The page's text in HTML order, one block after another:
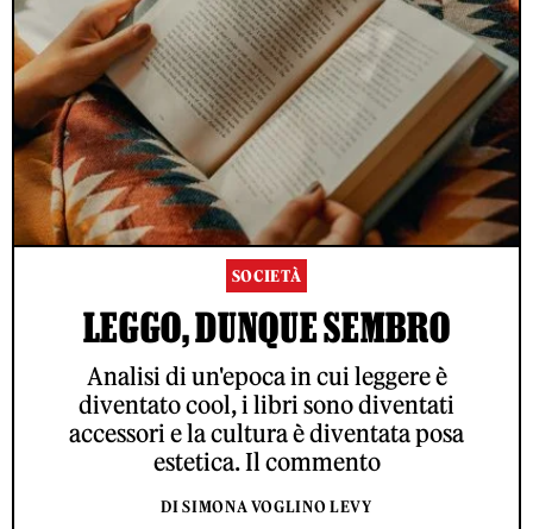
SOCIETÀ
LEGGO, DUNQUE SEMBRO
Analisi di un'epoca in cui leggere è
diventato cool, i libri sono diventati
accessori e la cultura è diventata posa
estetica. Il commento
DI SIMONA VOGLINO LEVY